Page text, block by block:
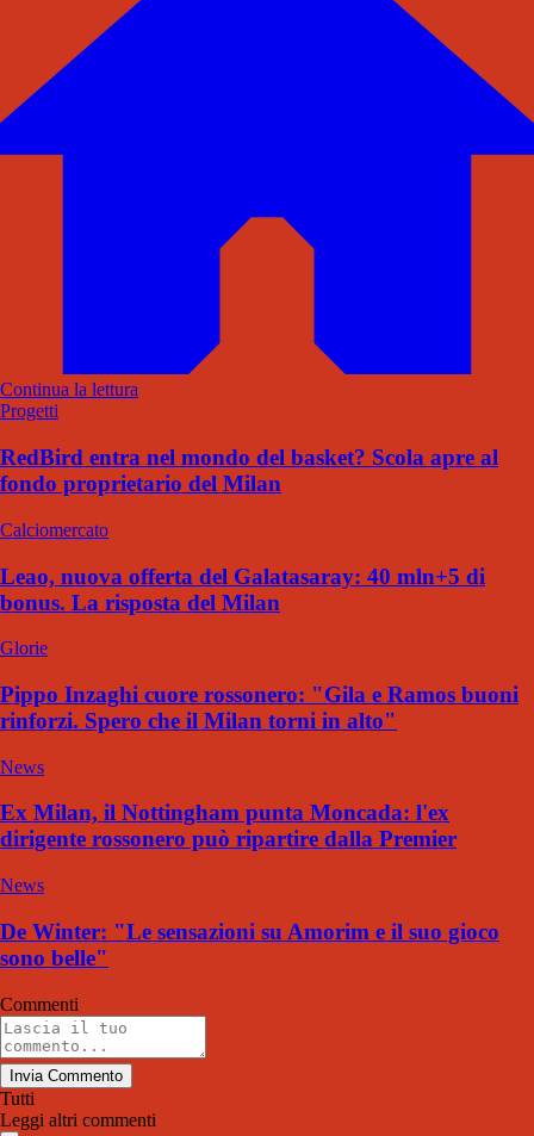
Continua la lettura
Progetti
RedBird entra nel mondo del basket? Scola apre al
fondo proprietario del Milan
Calciomercato
Leao, nuova offerta del Galatasaray: 40 mln+5 di
bonus. La risposta del Milan
Glorie
Pippo Inzaghi cuore rossonero: "Gila e Ramos buoni
rinforzi. Spero che il Milan torni in alto"
News
Ex Milan, il Nottingham punta Moncada: l'ex
dirigente rossonero può ripartire dalla Premier
News
De Winter: "Le sensazioni su Amorim e il suo gioco
sono belle"
Commenti
Invia Commento
Tutti
Leggi altri commenti